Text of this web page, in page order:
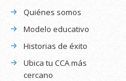
Quiénes somos
Modelo educativo
Historias de éxito
Ubica tu CCA más
cercano